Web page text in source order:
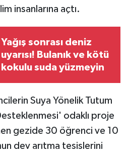
insanlarına açtı.
Yağış sonrası deniz
uyarısı! Bulanık ve kötü
kokulu suda yüzmeyin
Suya Yönelik Tutum
odaklı proje
gezide 30 öğrenci ve 10
dev arıtma tesislerini